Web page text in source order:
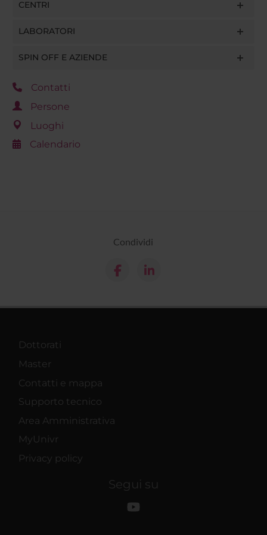
CENTRI
LABORATORI
SPIN OFF E AZIENDE
Contatti
Persone
Luoghi
Calendario
Condividi
Dottorati
Master
Contatti e mappa
Supporto tecnico
Area Amministrativa
MyUnivr
Privacy policy
Segui su